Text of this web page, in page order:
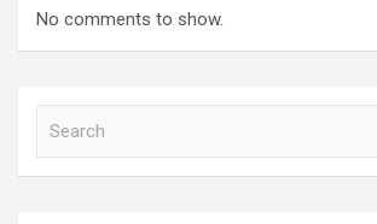
No comments to show.